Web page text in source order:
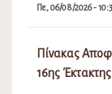
Πε, 06/08/2026 -
Πίνακας
16ης